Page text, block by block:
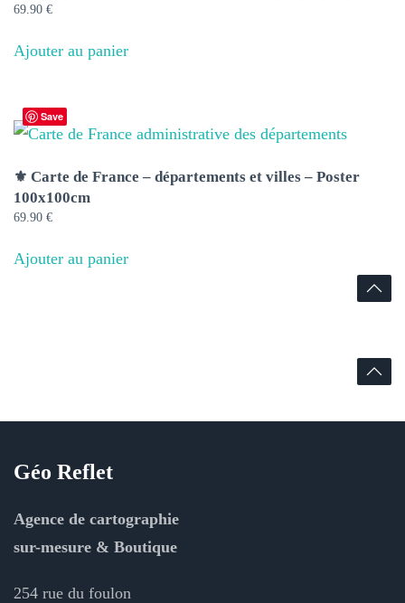
69.90 €
Ajouter au panier
Save
⚜️ Carte de France – départements et villes – Poster
100x100cm
69.90 €
Ajouter au panier
Géo Reflet
Agence de cartographie
sur-mesure & Boutique
254 rue du foulon